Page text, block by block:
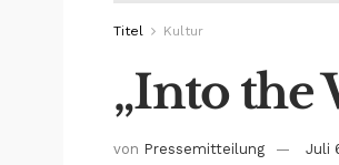
Titel Kultur
„Into the
von Pressemitteilung Juli